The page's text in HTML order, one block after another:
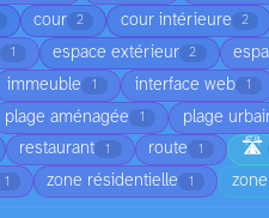
cour 2 cour intérieure 2
1 espace extérieur 2
immeuble 1 interface web 1
plage aménagée 1 plage
restaurant 1 route 1 🛣️
1 zone résidentielle 1